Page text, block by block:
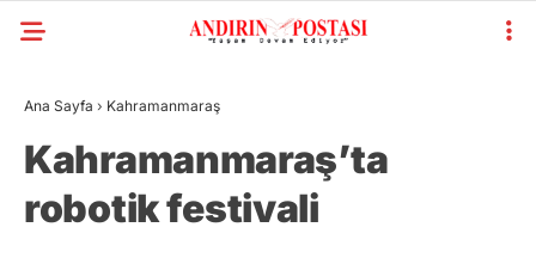
Ana Sayfa › Kahramanmaraş
Kahramanmaraş’ta
robotik festivali